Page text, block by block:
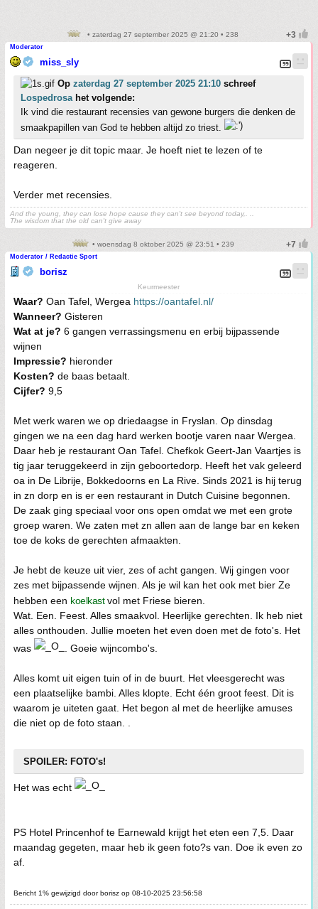
• zaterdag 27 september 2025 @ 21:20 • 238
Moderator
miss_sly
Op zaterdag 27 september 2025 21:10 schreef
Lospedrosahet volgende:
Ik vind die restaurant recensies van gewone burgers die denken de
smaakpapillen van God te hebben altijd zo triest.
Dan negeer je dit topic maar. Je hoeft niet te lezen of te
reageren.
Verder met recensies.
And the young, they can lose hope cause they can't see beyond today,. ..
The wisdom that the old can't give away
• woensdag 8 oktober 2025 @ 23:51 • 239
Moderator / Redactie Sport
borisz
Keurmeester
Waar? Oan Tafel, Wergea https://oantafel.nl/
Wanneer? Gisteren
Wat at je? 6 gangen verrassingsmenu en erbij bijpassende
wijnen
Impressie? hieronder
Kosten? de baas betaalt.
Cijfer? 9,5
Met werk waren we op driedaagse in Fryslan. Op dinsdag
gingen we na een dag hard werken bootje varen naar Wergea.
Daar heb je restaurant Oan Tafel. Chefkok Geert-Jan Vaartjes is
tig jaar teruggekeerd in zijn geboortedorp. Heeft het vak geleerd
oa in De Librije, Bokkedoorns en La Rive. Sinds 2021 is hij terug
in zn dorp en is er een restaurant in Dutch Cuisine begonnen.
De zaak ging speciaal voor ons open omdat we met een grote
groep waren. We zaten met zn allen aan de lange bar en keken
toe de koks de gerechten afmaakten.
Je hebt de keuze uit vier, zes of acht gangen. Wij gingen voor
zes met bijpassende wijnen. Als je wil kan het ook met bier Ze
hebben een koelkastvol met Friese bieren.
Wat. Een. Feest. Alles smaakvol. Heerlijke gerechten. Ik heb niet
alles onthouden. Jullie moeten het even doen met de foto's. Het
was
. Goeie wijncombo's.
Alles komt uit eigen tuin of in de buurt. Het vleesgerecht was
een plaatselijke bambi. Alles klopte. Echt één groot feest. Dit is
waarom je uiteten gaat. Het begon al met de heerlijke amuses
die niet op de foto staan. .
SPOILER: FOTO's!
Het was echt
PS Hotel Princenhof te Earnewald krijgt het eten een 7,5. Daar
maandag gegeten, maar heb ik geen foto?s van. Doe ik even zo
af.
Bericht 1% gewijzigd door borisz op 08-10-2025 23:56:58